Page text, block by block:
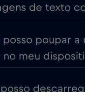
€2,-/GB
€12,-/GB
de texto
posso poupar a
no meu